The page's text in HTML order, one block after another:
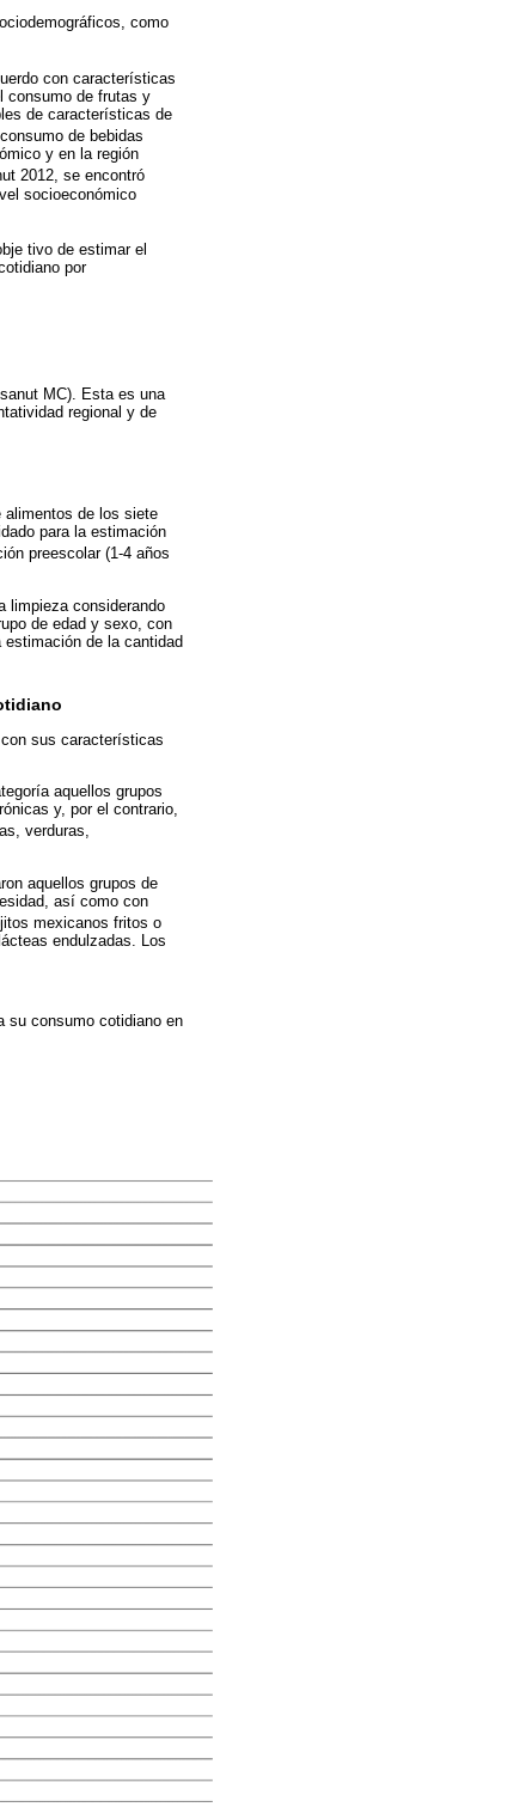
como
con características
consumo de frutas y
de características de
de bebidas
y en la región
2012, se encontró
socioeconómico
tivo de estimar el
por
MC). Esta es una
regional y de
alimentos de los siete
para la estimación
preescolar (1-4 años
limpieza considerando
de edad y sexo, con
estimación de la cantidad
sus características
aquellos grupos
y, por el contrario,
verduras,
aquellos grupos de
así como con
mexicanos fritos o
endulzadas. Los
su consumo cotidiano en